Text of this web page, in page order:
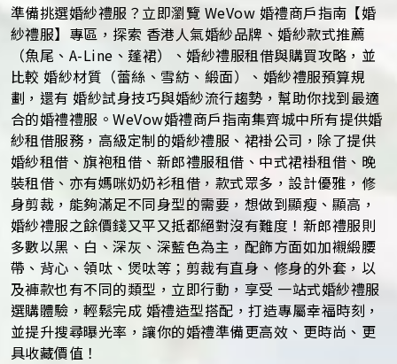
準備挑選婚紗禮服？立即瀏覽 WeVow 婚禮商戶指南【婚
紗禮服】專區，探索 香港人氣婚紗品牌、婚紗款式推薦
（魚尾、A-Line、蓬裙）、婚紗禮服租借與購買攻略，並
比較 婚紗材質（蕾絲、雪紡、緞面）、婚紗禮服預算規
劃，還有 婚紗試身技巧與婚紗流行趨勢，幫助你找到最適
合的婚禮禮服。WeVow婚禮商戶指南集齊城中所有提供婚
紗租借服務，高級定制的婚紗禮服、裙褂公司，除了提供
婚紗租借、旗袍租借、新郎禮服租借、中式裙褂租借、晚
裝租借、亦有媽咪奶奶衫租借，款式眾多，設計優雅，修
身剪裁，能夠滿足不同身型的需要，想做到顯瘦、顯高，
婚紗禮服之餘價錢又平又抵都絕對沒有難度！新郎禮服則
多數以黑、白、深灰、深藍色為主，配飾方面如加襯緞腰
帶、背心、領呔、煲呔等；剪裁有直身、修身的外套，以
及褲款也有不同的類型，立即行動，享受 一站式婚紗禮服
選購體驗，輕鬆完成 婚禮造型搭配，打造專屬幸福時刻，
並提升搜尋曝光率，讓你的婚禮準備更高效、更時尚、更
具收藏價值！